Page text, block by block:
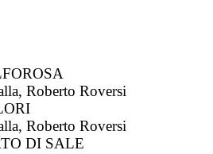
Roberto Roversi
Roberto Roversi
DI SALE